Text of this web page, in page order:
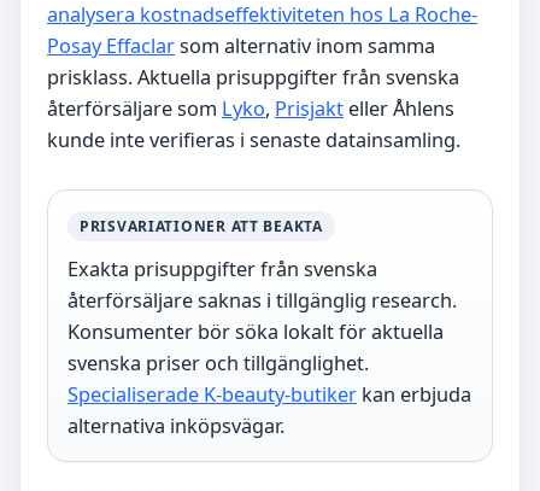
analysera kostnadseffektiviteten hos La Roche-
Posay Effaclarsom alternativ inom samma
prisklass. Aktuella prisuppgifter från svenska
återförsäljare som Lyko, Prisjakt eller Åhlens
kunde inte verifieras i senaste datainsamling.
PRISVARIATIONER ATT BEAKTA
Exakta prisuppgifter från svenska
återförsäljare saknas i tillgänglig research.
Konsumenter bör söka lokalt för aktuella
svenska priser och tillgänglighet.
Specialiserade K-beauty-butiker kan erbjuda
alternativa inköpsvägar.